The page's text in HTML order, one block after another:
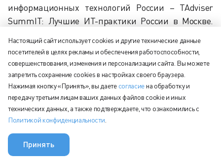
информационных технологий России – TAdviser
SummIT: Лучшие ИТ-практики России в Москве.
выступит в одной из секций форума, посвящённой
смартаппам как инструменту достижения
Цифровизации 4.0.
Сергей Артемов расскажет о развитии одного из
ведущих инструментов для коммуникаций в
российском корпоративном секторе, о появлении
фундаментальных технологических ноу-хау,
лежащих в основе платформы, таких как
Настоящий сайт использует cookies и другие технические данные
посетителей в целях рекламы и обеспечения работоспособности,
совершенствования, изменения и персонализации сайта. Вы можете
запретить сохранение cookies в настройках своего браузера.
Нажимая кнопку «Принять», вы даете согласие на обработку и
передачу третьим лицам ваших данных файлов cookie и иных
технических данных, а также подтверждаете, что ознакомились с
Политикой конфиденциальности
Принять